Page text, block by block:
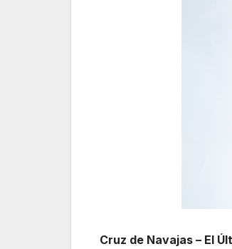
Cruz de Navajas – El